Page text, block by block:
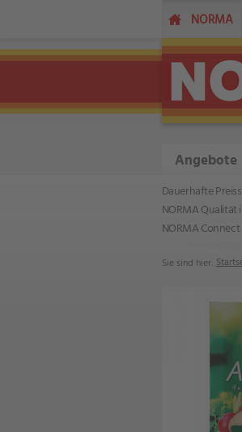
NORMA
Angebote
Dauerhafte
NORMA Qualität
NORMA
Sie sind hier: